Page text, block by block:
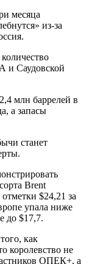
месяца
из-за
и Саудовской
млн баррелей в
а запасы
станет
Brent
$24,21 за
упала ниже
до $17,7.
как
королевство не
ОПЕК+, а